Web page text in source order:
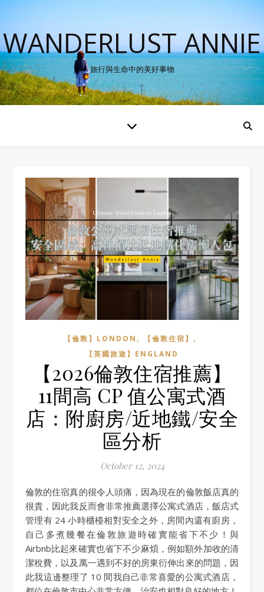
WANDERLUST ANNIE
旅行與生命中的美好事物
【倫敦】LONDON , 【倫敦住宿】 ,
【英國旅遊】ENGLAND
【2026倫敦住宿推薦】
11間高 CP 值公寓式酒
店：附廚房/近地鐵/安全
區分析
October 12, 2024
倫敦的住宿真的很令人頭痛，因為現在的倫敦飯店真的
很貴，因此我反而會非常推薦選擇公寓式酒店，飯店式
管理有 24 小時櫃檯相對安全之外，房間內還有廚房，
自己多煮幾餐在倫敦旅遊時確實能省下不少！與
Airbnb比起來確實也省下不少麻煩，例如額外加收的清
潔稅費，以及萬一遇到不好的房東衍伸出來的問題，因
此我這邊整理了 10 間我自己非常喜愛的公寓式酒店，